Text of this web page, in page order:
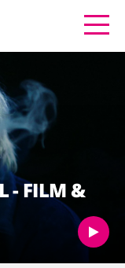
- FILM &